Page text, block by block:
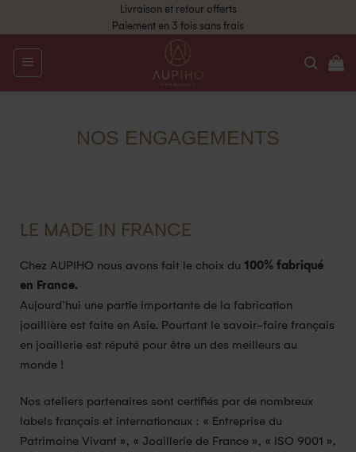
Livraison et retour offerts
Paiement en 3 fois sans frais
NOS ENGAGEMENTS
LE MADE IN FRANCE
Chez AUPIHO nous avons fait le choix du 100% fabriqué
en France.
Aujourd’hui une partie importante de la fabrication
joaillière est faite en Asie. Pourtant le savoir-faire français
en joaillerie est réputé pour être un des meilleurs au
monde !
Nos ateliers partenaires sont certifiés par de nombreux
labels français et internationaux : « Entreprise du
Patrimoine Vivant », « Joaillerie de France », « ISO 9001 »,